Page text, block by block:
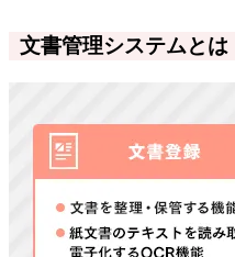
文書管理システムとは